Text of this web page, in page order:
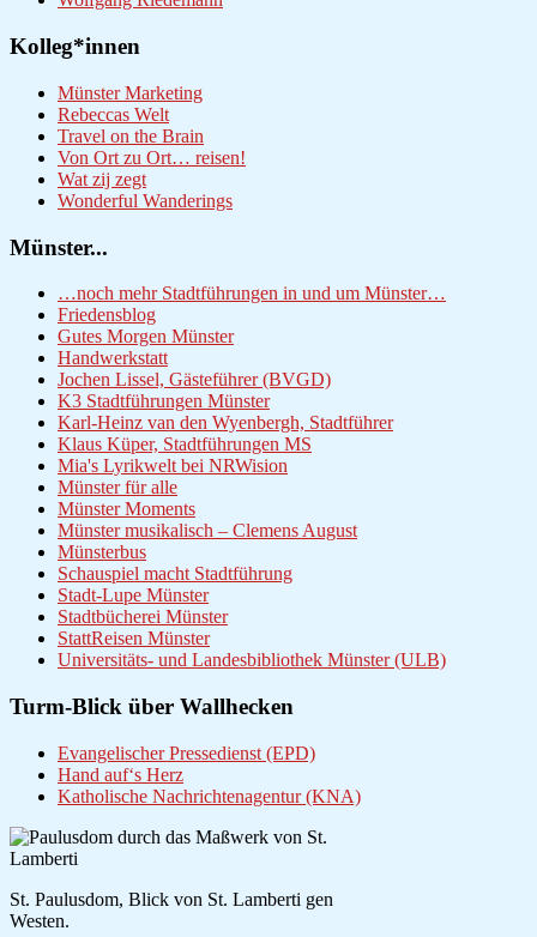
Kolleg*innen
Münster Marketing
Rebeccas Welt
Travel on the Brain
Von Ort zu Ort… reisen!
Wat zij zegt
Wonderful Wanderings
Münster...
…noch mehr Stadtführungen in und um Münster…
Friedensblog
Gutes Morgen Münster
Handwerkstatt
Jochen Lissel, Gästeführer (BVGD)
K3 Stadtführungen Münster
Karl-Heinz van den Wyenbergh, Stadtführer
Klaus Küper, Stadtführungen MS
Mia's Lyrikwelt bei NRWision
Münster für alle
Münster Moments
Münster musikalisch – Clemens August
Münsterbus
Schauspiel macht Stadtführung
Stadt-Lupe Münster
Stadtbücherei Münster
StattReisen Münster
Universitäts- und Landesbibliothek Münster (ULB)
Turm-Blick über Wallhecken
Evangelischer Pressedienst (EPD)
Hand auf‘s Herz
Katholische Nachrichtenagentur (KNA)
St. Paulusdom, Blick von St. Lamberti gen
Westen.